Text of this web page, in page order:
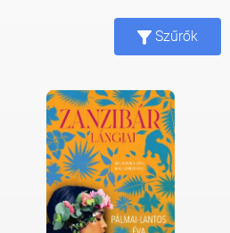
Szűrők